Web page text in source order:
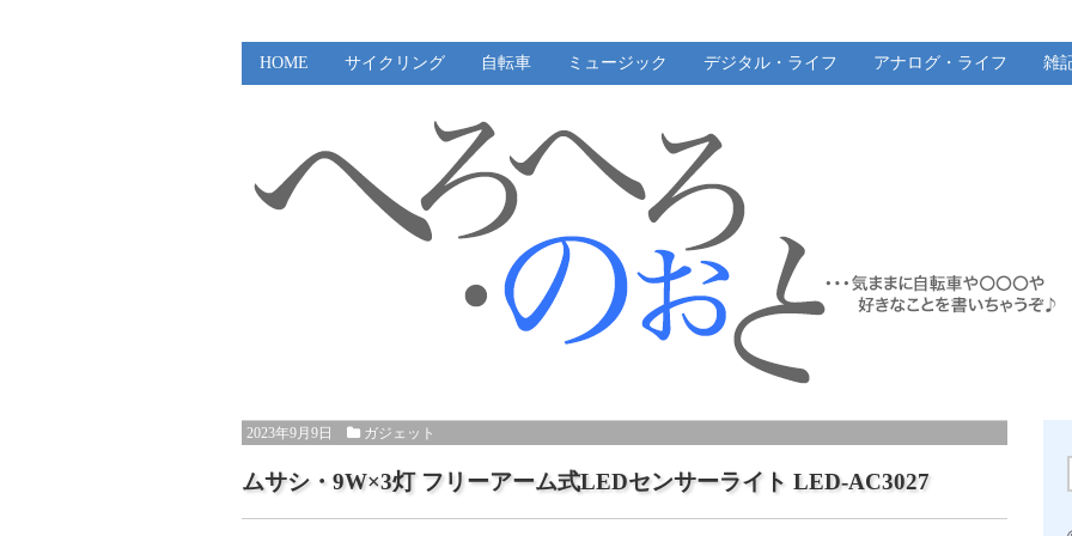
HOME サイクリング 自転車 ミュージック デジタル・ライフ アナログ・ライフ 雑
2023年9月9日 ガジェット
ムサシ・9W×3灯 フリーアーム式LEDセンサーライト LED-AC3027